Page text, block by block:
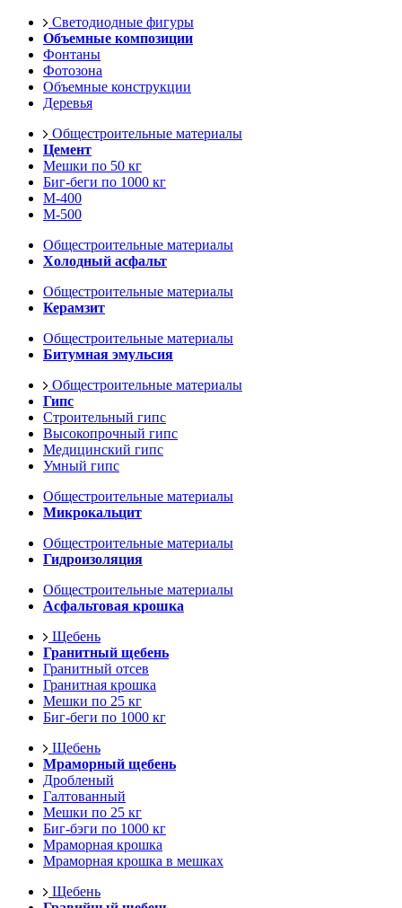
Светодиодные фигуры
Объемные композиции
Фонтаны
Фотозона
Объемные конструкции
Деревья
Общестроительные материалы
Цемент
Мешки по 50 кг
Биг-беги по 1000 кг
М-400
М-500
Общестроительные материалы
Холодный асфальт
Общестроительные материалы
Керамзит
Общестроительные материалы
Битумная эмульсия
Общестроительные материалы
Гипс
Строительный гипс
Высокопрочный гипс
Медицинский гипс
Умный гипс
Общестроительные материалы
Микрокальцит
Общестроительные материалы
Гидроизоляция
Общестроительные материалы
Асфальтовая крошка
Щебень
Гранитный щебень
Гранитный отсев
Гранитная крошка
Мешки по 25 кг
Биг-беги по 1000 кг
Щебень
Мраморный щебень
Дробленый
Галтованный
Мешки по 25 кг
Биг-бэги по 1000 кг
Мраморная крошка
Мраморная крошка в мешках
Щебень